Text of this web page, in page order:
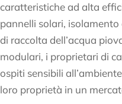
caratteristiche ad alta
pannelli solari,
di raccolta dell’acqua
modulari, i proprietari di
ospiti sensibili
loro proprietà in un